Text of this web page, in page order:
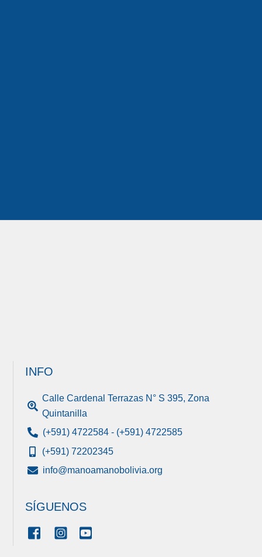
INFO
Calle Cardenal Terrazas N° S 395, Zona
Quintanilla
(+591) 4722584 - (+591) 4722585
(+591) 72202345
info@manoamanobolivia.org
SÍGUENOS